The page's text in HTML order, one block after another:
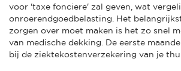
voor 'taxe fonciere' zal geven, wat
onroerendgoedbelasting. Het
zorgen over moet maken is het zo snel
van medische dekking. De eerste
bij de ziektekostenverzekering van je